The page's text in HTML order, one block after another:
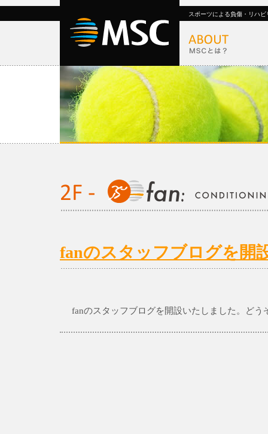
スポーツによる負傷・リハ
fanのスタッフブログを開
fanのスタッフブログを開設いたしました。どう